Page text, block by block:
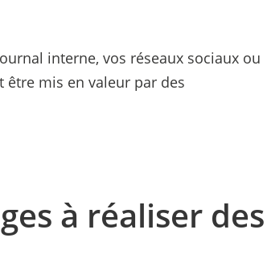
interne, vos réseaux sociaux ou
mis en valeur par des
à réaliser